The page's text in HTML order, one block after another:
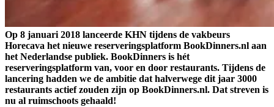
Op 8 januari 2018 lanceerde KHN tijdens de vakbeurs
Horecava het nieuwe reserveringsplatform BookDinners.nl aan
het Nederlandse publiek. BookDinners is hét
reserveringsplatform van, voor en door restaurants. Tijdens de
lancering hadden we de ambitie dat halverwege dit jaar 3000
restaurants actief zouden zijn op BookDinners.nl. Dat streven is
nu al ruimschoots gehaald!